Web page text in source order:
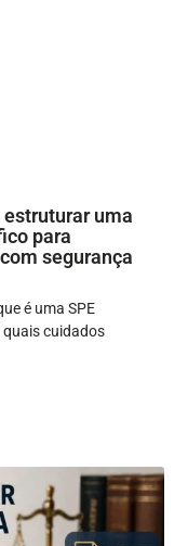
uma
para
segurança
é uma SPE
quais cuidados